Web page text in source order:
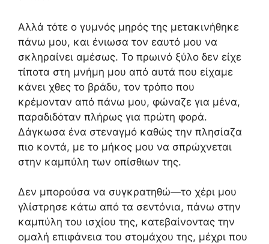
Αλλά τότε ο γυμνός μηρός της μετακινήθηκε
πάνω μου, και ένιωσα τον εαυτό μου να
σκληραίνει αμέσως. Το πρωινό ξύλο δεν είχε
τίποτα στη μνήμη μου από αυτά που είχαμε
κάνει χθες το βράδυ, τον τρόπο που
κρέμονταν από πάνω μου, φώναζε για μένα,
παραδιδόταν πλήρως για πρώτη φορά.
Δάγκωσα ένα στεναγμό καθώς την πλησίαζα
πιο κοντά, με το μήκος μου να σπρώχνεται
στην καμπύλη των οπίσθιων της.
Δεν μπορούσα να συγκρατηθώ—το χέρι μου
γλίστρησε κάτω από τα σεντόνια, πάνω στην
καμπύλη του ισχίου της, κατεβαίνοντας την
ομαλή επιφάνεια του στομάχου της, μέχρι που